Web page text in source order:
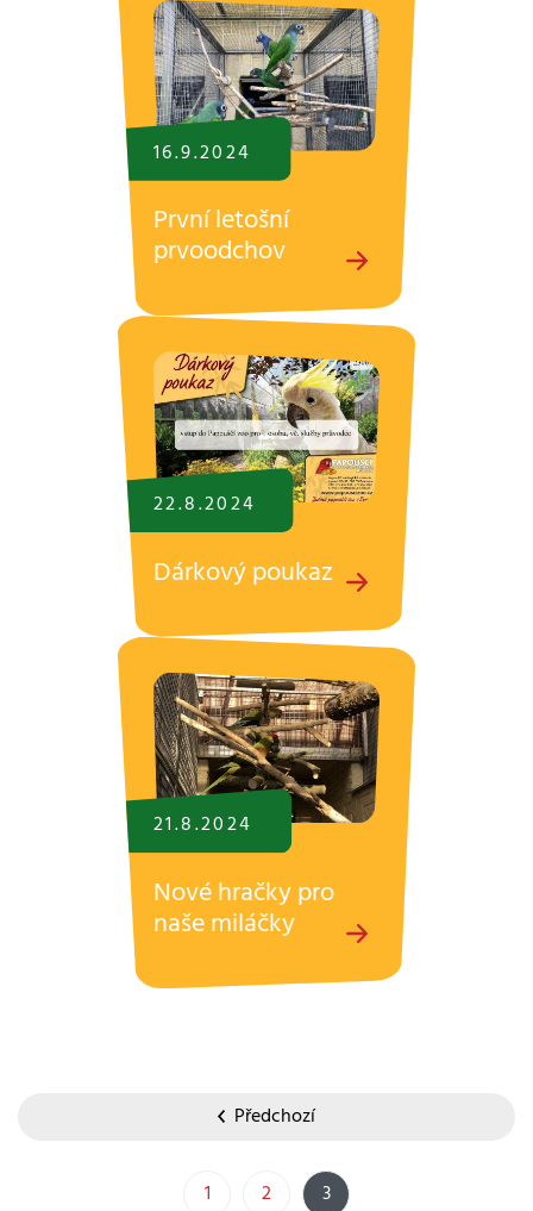
16.9.2024
První letošní
prvoodchov
22.8.2024
Dárkový poukaz
21.8.2024
Nové hračky pro
naše miláčky
Předchozí
1 2 3